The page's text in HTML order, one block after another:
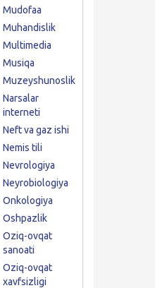
Mudofaa
Muhandislik
Multimedia
Musiqa
Muzeyshunoslik
Narsalar
interneti
Neft va gaz ishi
Nemis tili
Nevrologiya
Neyrobiologiya
Onkologiya
Oshpazlik
Oziq-ovqat
sanoati
Oziq-ovqat
xavfsizligi